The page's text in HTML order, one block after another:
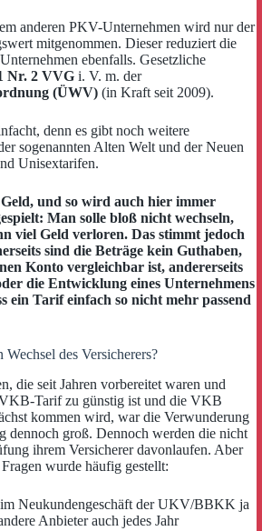
anderen PKV-Unternehmen wird nur der
mitgenommen. Dieser reduziert die
ebenfalls. Gesetzliche
Nr. 2 VVG i. V. m. der
(ÜWV) (in Kraft seit 2009).
denn es gibt noch weitere
sogenannten Alten Welt und der Neuen
Unisextarifen.
und so wird auch hier immer
Man solle bloß nicht wechseln,
viel Geld verloren. Das stimmt jedoch
sind die Beträge kein Guthaben,
Konto vergleichbar ist, andererseits
die Entwicklung eines Unternehmens
ein Tarif einfach so nicht mehr passend
des Versicherers?
die seit Jahren vorbereitet waren und
Tarif zu günstig ist und die VKB
kommen wird, war die Verwunderung
dennoch groß. Dennoch werden die nicht
ihrem Versicherer davonlaufen. Aber
wurde häufig gestellt:
Neukundengeschäft der UKV/BBKK ja
Anbieter auch jedes Jahr